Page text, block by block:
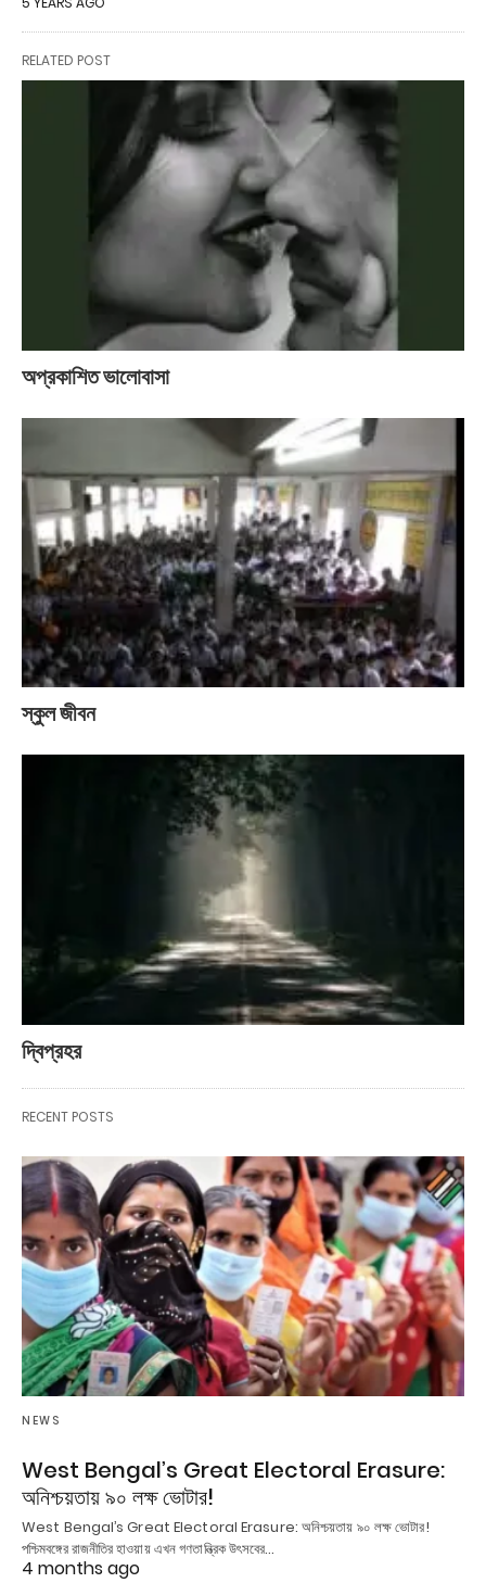
RELATED POST
অপ্রকাশিত ভালোবাসা
স্কুল জীবন
দ্বিপ্রহর
RECENT POSTS
NEWS
West Bengal’s Great Electoral Erasure:
অনিশ্চয়তায় ৯০ লক্ষ ভোটার!
West Bengal’s Great Electoral Erasure: অনিশ্চয়তায় ৯০ লক্ষ ভোটার!
পশ্চিমবঙ্গের রাজনীতির হাওয়ায় এখন গণতান্ত্রিক উৎসবের…
4 months ago